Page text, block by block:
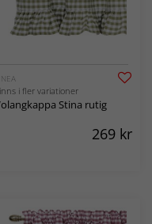
i fler variationer
Stina rutig
269 kr